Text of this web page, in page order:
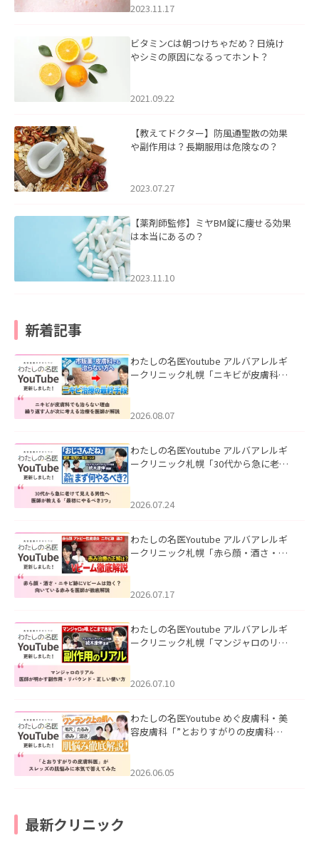
2023.11.17
ビタミンCは朝つけちゃだめ？日焼け
やシミの原因になるってホント？
2021.09.22
【教えてドクター】防風通聖散の効果
や副作用は？長期服用は危険なの？
2023.07.27
【薬剤師監修】ミヤBM錠に痩せる効果
は本当にあるの？
2023.11.10
新着記事
わたしの名医Youtube アルバアレルギ
ークリニック札幌「ニキビが皮膚科で
ました。
2026.08.07
わたしの名医Youtube アルバアレルギ
ークリニック札幌「30代から急に老け
た。
2026.07.24
わたしの名医Youtube アルバアレルギ
ークリニック札幌「赤ら顔・酒さ・ニ
した。
2026.07.17
わたしの名医Youtube アルバアレルギ
ークリニック札幌「マンジャロのリア
た。
2026.07.10
わたしの名医Youtube めぐ皮膚科・美
容皮膚科「”とおりすがりの皮膚科
2026.06.05
最新クリニック